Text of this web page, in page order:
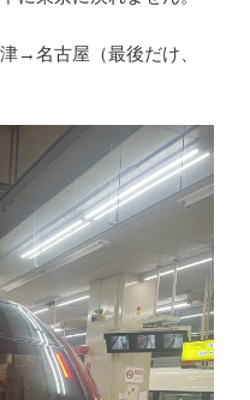
→名古屋（最後だけ、